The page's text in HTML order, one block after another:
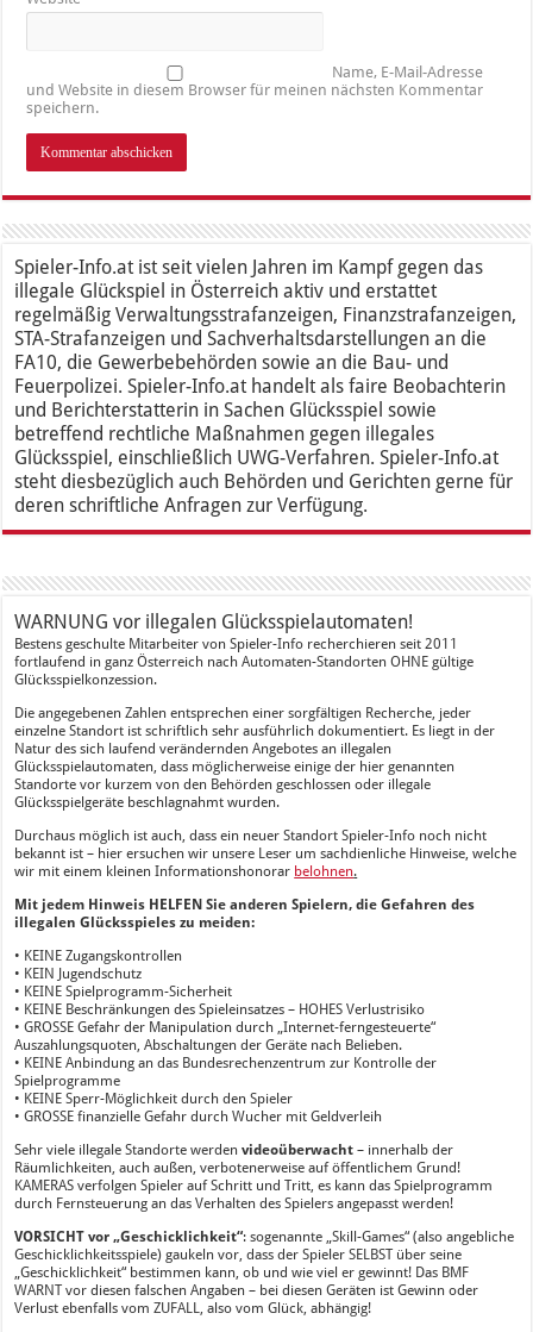
Name, E-Mail-Adresse
und Website in diesem Browser für meinen nächsten Kommentar
speichern.
Spieler-Info.at ist seit vielen Jahren im Kampf gegen das
illegale Glückspiel in Österreich aktiv und erstattet
regelmäßig Verwaltungsstrafanzeigen, Finanzstrafanzeigen,
STA-Strafanzeigen und Sachverhaltsdarstellungen an die
FA10, die Gewerbebehörden sowie an die Bau- und
Feuerpolizei. Spieler-Info.at handelt als faire Beobachterin
und Berichterstatterin in Sachen Glücksspiel sowie
betreffend rechtliche Maßnahmen gegen illegales
Glücksspiel, einschließlich UWG-Verfahren. Spieler-Info.at
steht diesbezüglich auch Behörden und Gerichten gerne für
deren schriftliche Anfragen zur Verfügung.
WARNUNG vor illegalen Glücksspielautomaten!
Bestens geschulte Mitarbeiter von Spieler-Info recherchieren seit 2011
fortlaufend in ganz Österreich nach Automaten-Standorten OHNE gültige
Glücksspielkonzession.
Die angegebenen Zahlen entsprechen einer sorgfältigen Recherche, jeder
einzelne Standort ist schriftlich sehr ausführlich dokumentiert. Es liegt in der
Natur des sich laufend verändernden Angebotes an illegalen
Glücksspielautomaten, dass möglicherweise einige der hier genannten
Standorte vor kurzem von den Behörden geschlossen oder illegale
Glücksspielgeräte beschlagnahmt wurden.
Durchaus möglich ist auch, dass ein neuer Standort Spieler-Info noch nicht
bekannt ist – hier ersuchen wir unsere Leser um sachdienliche Hinweise, welche
wir mit einem kleinen Informationshonorar belohnen.
Mit jedem Hinweis HELFEN Sie anderen Spielern, die Gefahren des
illegalen Glücksspieles zu meiden:
• KEINE Zugangskontrollen
• KEIN Jugendschutz
• KEINE Spielprogramm-Sicherheit
• KEINE Beschränkungen des Spieleinsatzes – HOHES Verlustrisiko
• GROSSE Gefahr der Manipulation durch „Internet-ferngesteuerte“
Auszahlungsquoten, Abschaltungen der Geräte nach Belieben.
• KEINE Anbindung an das Bundesrechenzentrum zur Kontrolle der
Spielprogramme
• KEINE Sperr-Möglichkeit durch den Spieler
• GROSSE finanzielle Gefahr durch Wucher mit Geldverleih
Sehr viele illegale Standorte werdenvideoüberwacht– innerhalb der
Räumlichkeiten, auch außen, verbotenerweise auf öffentlichem Grund!
KAMERAS verfolgen Spieler auf Schritt und Tritt, es kann das Spielprogramm
durch Fernsteuerung an das Verhalten des Spielers angepasst werden!
VORSICHT vor „Geschicklichkeit“: sogenannte „Skill-Games“ (also angebliche
Geschicklichkeitsspiele) gaukeln vor, dass der Spieler SELBST über seine
„Geschicklichkeit“ bestimmen kann, ob und wie viel er gewinnt! Das BMF
WARNT vor diesen falschen Angaben – bei diesen Geräten ist Gewinn oder
Verlust ebenfalls vom ZUFALL, also vom Glück, abhängig!